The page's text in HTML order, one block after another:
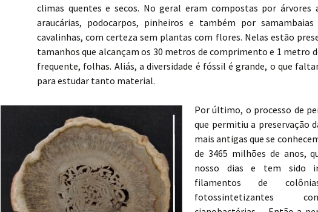
climas quentes e secos. No geral eram compostas por árvores
araucárias, podocarpos, pinheiros e também por
cavalinhas, com certeza sem plantas com flores. Nelas estão
tamanhos que alcançam os 30 metros de comprimento e 1 metro
frequente, folhas. Aliás, a diversidade é fóssil é grande, o que
para estudar tanto material.
Por último, o processo de
que permitiu a preservação
mais antigas que se
de 3465 milhões de anos,
nosso dias e tem sido
filamentos de
fotossintetizantes